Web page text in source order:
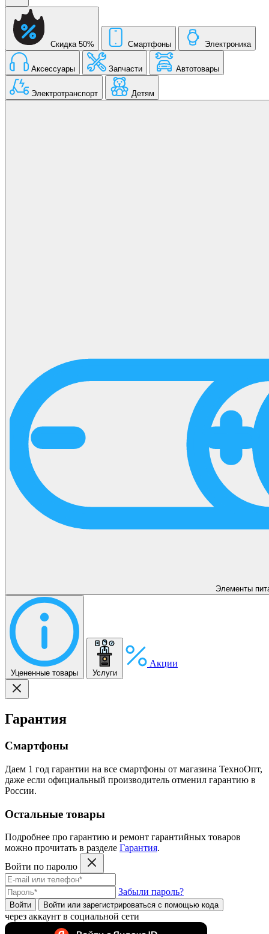
Скидка 50% Смартфоны Электроника
Аксессуары Запчасти Автотовары
Электротранспорт Детям
Элементы
Уцененные товары Услуги
Акции
Гарантия
Смартфоны
Даем 1 год гарантии на все смартфоны от магазина ТехноОпт,
даже если официальный производитель отменил гарантию в
России.
Остальные товары
Подробнее про гарантию и ремонт гарантийных товаров
можно прочитать в разделе Гарантия.
Войти по паролю
Забыли пароль?
Войти Войти или зарегистрироватьcя с помощью кода
через аккаунт в социальной сети